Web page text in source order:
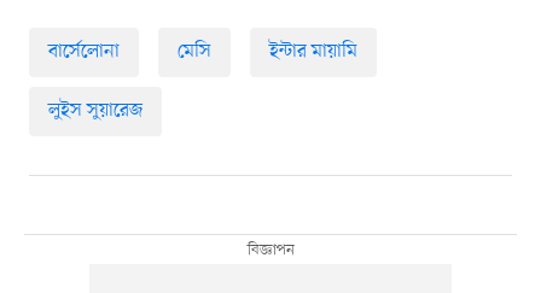
বার্সেলোনা মেসি ইন্টার মায়ামি
লুইস সুয়ারেজ